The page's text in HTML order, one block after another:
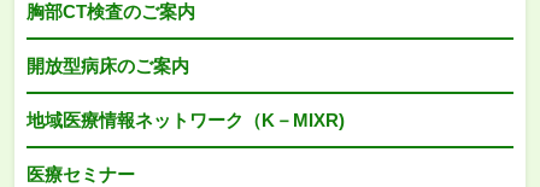
胸部CT検査のご案内
開放型病床のご案内
地域医療情報ネットワーク（K－MIXR)
医療セミナー